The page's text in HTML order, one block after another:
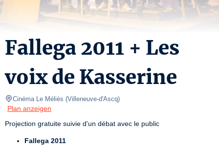
Fallega 2011 + Les
voix de Kasserine
Cinéma Le Méliès (Villeneuve-d'Ascq)
Plan anzeigen
Projection gratuite suivie d'un débat avec le public
Fallega 2011